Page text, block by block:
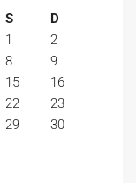
S
D
1
2
8
9
15
16
22
23
29
30